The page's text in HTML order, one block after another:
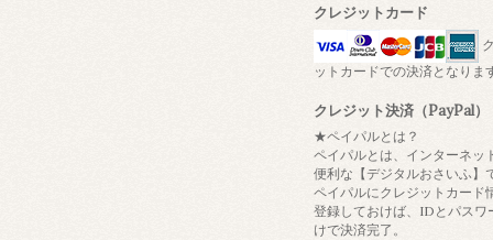
クレジットカード
ットカードでの決済となりま
クレジット決済（PayPal）
★ペイパルとは？
ペイパルとは、インターネッ
便利な【デジタルおさいふ】
ペイパルにクレジットカード
登録しておけば、IDとパスワ
けで決済完了。